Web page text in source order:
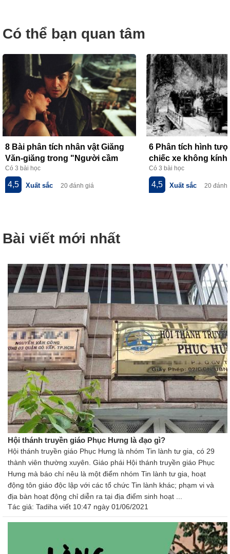
Có thể bạn quan tâm
8 Bài phân tích nhân vật Giăng
Văn-giăng trong "Người cầm
quyền khôi phục uy quyền" của
V.Huy-gô
Có 3 bài học
4,5 Xuất sắc 20 đánh giá
6 Phân tích hình
chiếc xe không
thơ về tiểu đội xe
của Phạm Tiến Duật
Có 3 bài học
4,5 Xuất sắc 20 đánh
Bài viết mới nhất
Hội thánh truyền giáo Phục Hưng là đạo gì?
Hội thánh truyền giáo Phục Hưng là nhóm Tin lành tư gia, có 29
thành viên thường xuyên. Giáo phái Hội thánh truyền giáo Phục
Hưng mà báo chí nêu là một điểm nhóm Tin lành tư gia, hoạt
động tôn giáo độc lập với các tổ chức Tin lành khác; phạm vi và
địa bàn hoạt động chỉ diễn ra tại địa điểm sinh hoạt ...
Tác giả: Tadiha viết 10:47 ngày 01/06/2021